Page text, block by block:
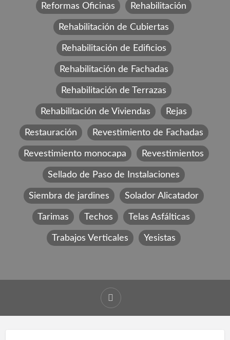
Reformas Oficinas Rehabilitación
Rehabilitación de Cubiertas
Rehabilitación de Edificios
Rehabilitación de Fachadas
Rehabilitación de Terrazas
Rehabilitación de Viviendas Rejas
Restauración Revestimiento de Fachadas
Revestimiento monocapa Revestimientos
Sellado de Paso de Instalaciones
Siembra de jardines Solador Alicatador
Tarimas Techos Telas Asfálticas
Trabajos Verticales Yesistas